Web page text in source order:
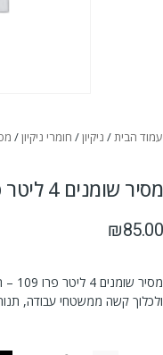
עמוד הבית/ ניקיון/ חומרי ניקיון/
מסיר שומנים 4 ליטר פרו 109 – סאסא
₪85.00
ולכלוך קשה ממשטחי עבודה,